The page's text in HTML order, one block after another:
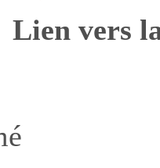
Lien vers